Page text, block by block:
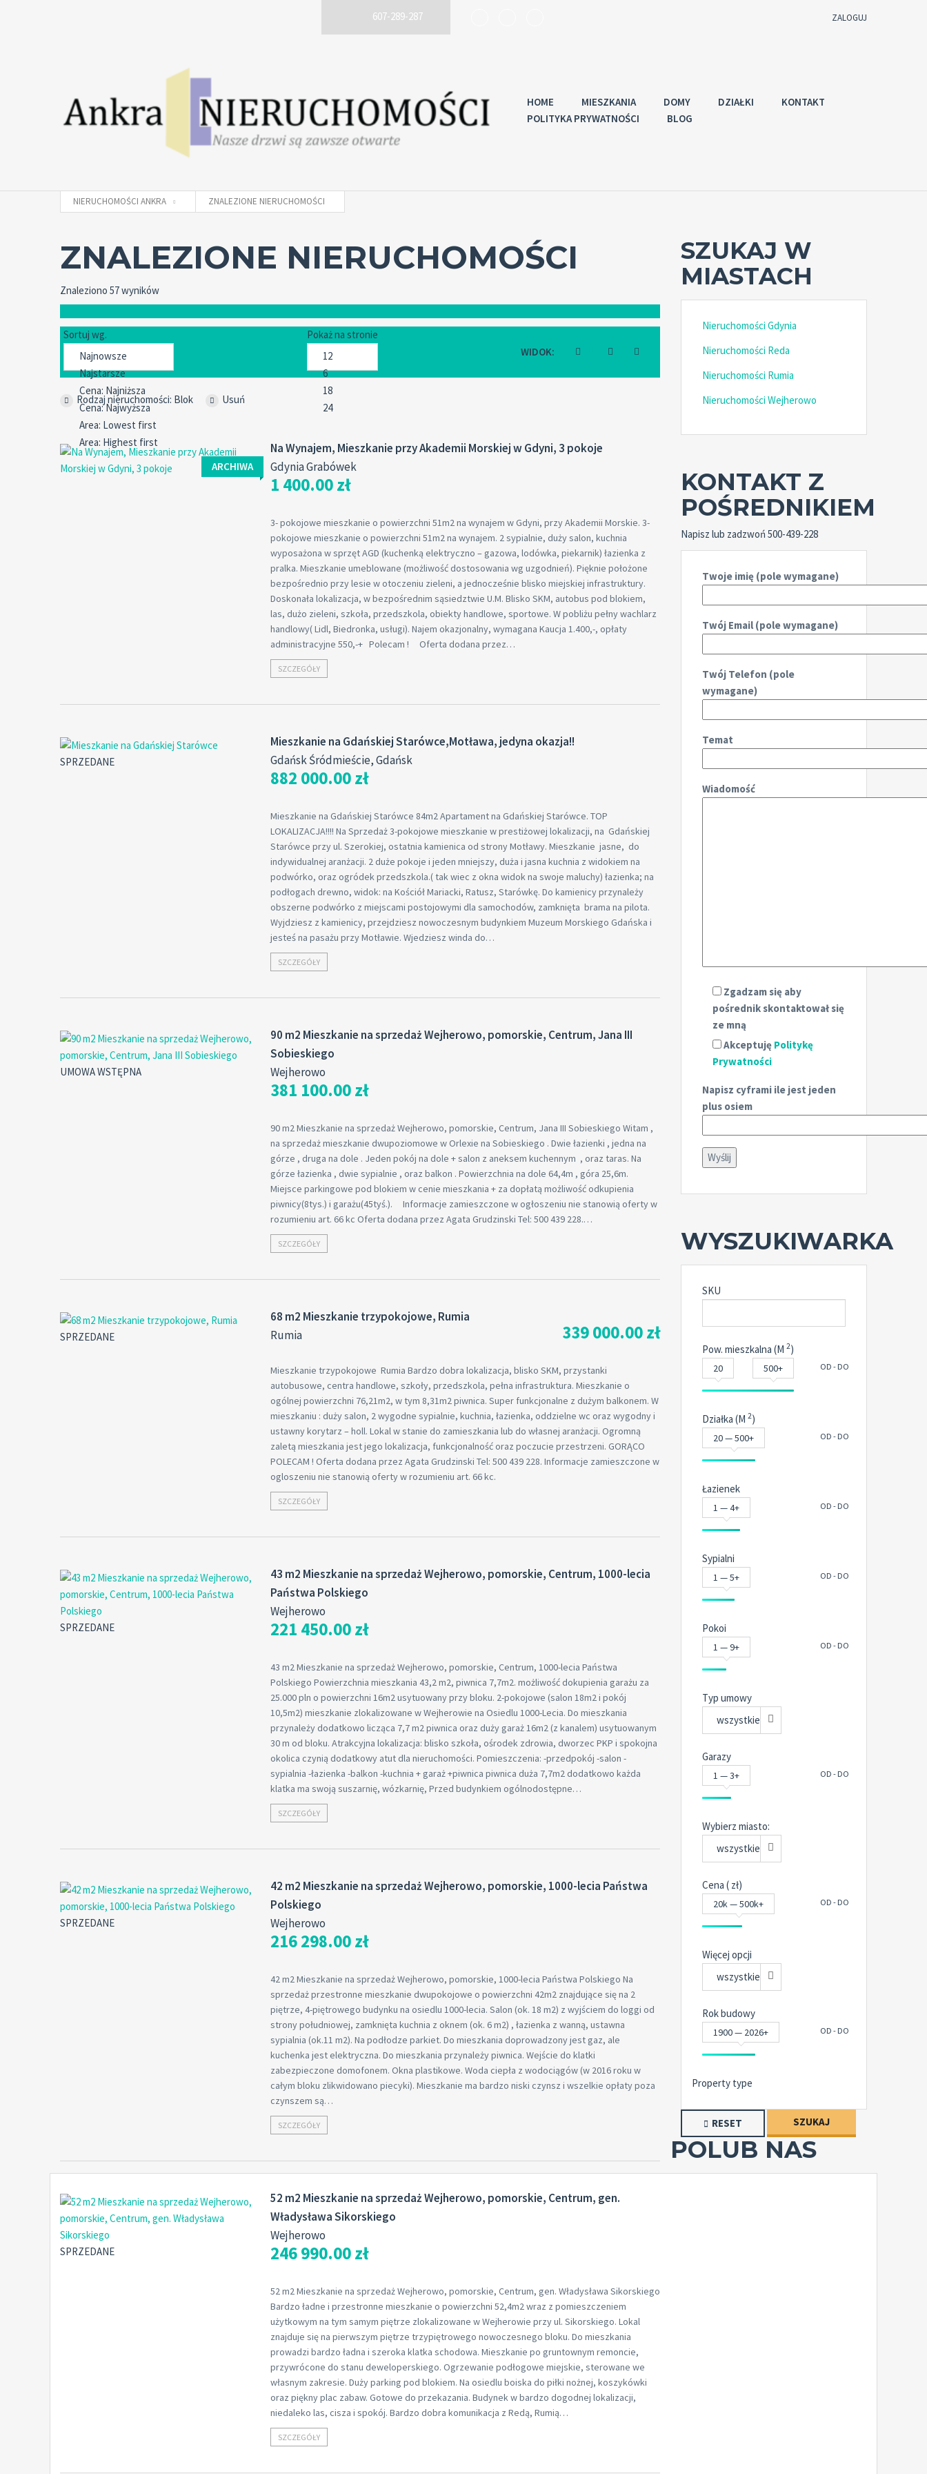
607-289-287 ZALOGUJ
Zapomniałeś
hasła? ZALOGUJ
HOME MIESZKANIA DOMY DZIAŁKI
KONTAKT
POLITYKA PRYWATNOŚCI
BLOG
NIERUCHOMOŚCI ANKRA ZNALEZIONE NIERUCHOMOŚCI
ZNALEZIONE NIERUCHOMOŚCI
Znaleziono 57 wyników
Sortuj wg.
Pokaż na stronie
WIDOK:
Rodzaj nieruchomości: Blok Usuń
ARCHIWA
Na Wynajem, Mieszkanie przy Akademii Morskiej w Gdyni, 3 pokoje
Gdynia Grabówek
1 400.00 zł
3- pokojowe mieszkanie o powierzchni 51m2 na wynajem w Gdyni, przy Akademii Morskie. 3-
pokojowe mieszkanie o powierzchni 51m2 na wynajem. 2 sypialnie, duży salon, kuchnia
wyposażona w sprzęt AGD (kuchenką elektryczno – gazowa, lodówka, piekarnik) łazienka z
pralka. Mieszkanie umeblowane (możliwość dostosowania wg uzgodnień). Pięknie położone
bezpośrednio przy lesie w otoczeniu zieleni, a jednocześnie blisko miejskiej infrastruktury.
Doskonała lokalizacja, w bezpośrednim sąsiedztwie U.M. Blisko SKM, autobus pod blokiem,
las, dużo zieleni, szkoła, przedszkola, obiekty handlowe, sportowe. W pobliżu pełny wachlarz
handlowy( Lidl, Biedronka, usługi). Najem okazjonalny, wymagana Kaucja 1.400,-, opłaty
administracyjne 550,-+ Polecam ! Oferta dodana przez…
SZCZEGÓŁY
SPRZEDANE
Mieszkanie na Gdańskiej Starówce,Motława, jedyna okazja!!
Gdańsk Śródmieście, Gdańsk
882 000.00 zł
Mieszkanie na Gdańskiej Starówce 84m2 Apartament na Gdańskiej Starówce. TOP
LOKALIZACJA!!!! Na Sprzedaż 3-pokojowe mieszkanie w prestiżowej lokalizacji, na Gdańskiej
Starówce przy ul. Szerokiej, ostatnia kamienica od strony Motławy. Mieszkanie jasne, do
indywidualnej aranżacji. 2 duże pokoje i jeden mniejszy, duża i jasna kuchnia z widokiem na
podwórko, oraz ogródek przedszkola.( tak wiec z okna widok na swoje maluchy) łazienka; na
podłogach drewno, widok: na Kościół Mariacki, Ratusz, Starówkę. Do kamienicy przynależy
obszerne podwórko z miejscami postojowymi dla samochodów, zamknięta brama na pilota.
Wyjdziesz z kamienicy, przejdziesz nowoczesnym budynkiem Muzeum Morskiego Gdańska i
jesteś na pasażu przy Motławie. Wjedziesz winda do…
SZCZEGÓŁY
UMOWA WSTĘPNA
90 m2 Mieszkanie na sprzedaż Wejherowo, pomorskie, Centrum, Jana III
Sobieskiego
Wejherowo
381 100.00 zł
90 m2 Mieszkanie na sprzedaż Wejherowo, pomorskie, Centrum, Jana III Sobieskiego Witam ,
na sprzedaż mieszkanie dwupoziomowe w Orlexie na Sobieskiego . Dwie łazienki , jedna na
górze , druga na dole . Jeden pokój na dole + salon z aneksem kuchennym , oraz taras. Na
górze łazienka , dwie sypialnie , oraz balkon . Powierzchnia na dole 64,4m , góra 25,6m.
Miejsce parkingowe pod blokiem w cenie mieszkania + za dopłatą możliwość odkupienia
piwnicy(8tys.) i garażu(45tyś.). Informacje zamieszczone w ogłoszeniu nie stanowią oferty w
rozumieniu art. 66 kc Oferta dodana przez Agata Grudzinski Tel: 500 439 228.…
SZCZEGÓŁY
SPRZEDANE
68 m2 Mieszkanie trzypokojowe, Rumia
Rumia
339 000.00 zł
Mieszkanie trzypokojowe Rumia Bardzo dobra lokalizacja, blisko SKM, przystanki
autobusowe, centra handlowe, szkoły, przedszkola, pełna infrastruktura. Mieszkanie o
ogólnej powierzchni 76,21m2, w tym 8,31m2 piwnica. Super funkcjonalne z dużym balkonem. W
mieszkaniu : duży salon, 2 wygodne sypialnie, kuchnia, łazienka, oddzielne wc oraz wygodny i
ustawny korytarz – holl. Lokal w stanie do zamieszkania lub do własnej aranżacji. Ogromną
zaletą mieszkania jest jego lokalizacja, funkcjonalność oraz poczucie przestrzeni. GORĄCO
POLECAM ! Oferta dodana przez Agata Grudzinski Tel: 500 439 228. Informacje zamieszczone w
ogloszeniu nie stanowią oferty w rozumieniu art. 66 kc.
SZCZEGÓŁY
SPRZEDANE
43 m2 Mieszkanie na sprzedaż Wejherowo, pomorskie, Centrum, 1000-lecia
Państwa Polskiego
Wejherowo
221 450.00 zł
43 m2 Mieszkanie na sprzedaż Wejherowo, pomorskie, Centrum, 1000-lecia Państwa
Polskiego Powierzchnia mieszkania 43,2 m2, piwnica 7,7m2. możliwość dokupienia garażu za
25.000 pln o powierzchni 16m2 usytuowany przy bloku. 2-pokojowe (salon 18m2 i pokój
10,5m2) mieszkanie zlokalizowane w Wejherowie na Osiedlu 1000-Lecia. Do mieszkania
przynależy dodatkowo licząca 7,7 m2 piwnica oraz duży garaż 16m2 (z kanalem) usytuowanym
30 m od bloku. Atrakcyjna lokalizacja: blisko szkoła, ośrodek zdrowia, dworzec PKP i spokojna
okolica czynią dodatkowy atut dla nieruchomości. Pomieszczenia: -przedpokój -salon -
sypialnia -łazienka -balkon -kuchnia + garaż +piwnica piwnica duża 7,7m2 dodatkowo każda
klatka ma swoją suszarnię, wózkarnię, Przed budynkiem ogólnodostępne…
SZCZEGÓŁY
SPRZEDANE
42 m2 Mieszkanie na sprzedaż Wejherowo, pomorskie, 1000-lecia Państwa
Polskiego
Wejherowo
216 298.00 zł
42 m2 Mieszkanie na sprzedaż Wejherowo, pomorskie, 1000-lecia Państwa Polskiego Na
sprzedaż przestronne mieszkanie dwupokojowe o powierzchni 42m2 znajdujące się na 2
piętrze, 4-piętrowego budynku na osiedlu 1000-lecia. Salon (ok. 18 m2) z wyjściem do loggi od
strony południowej, zamknięta kuchnia z oknem (ok. 6 m2) , łazienka z wanną, ustawna
sypialnia (ok.11 m2). Na podłodze parkiet. Do mieszkania doprowadzony jest gaz, ale
kuchenka jest elektryczna. Do mieszkania przynależy piwnica. Wejście do klatki
zabezpieczone domofonem. Okna plastikowe. Woda ciepła z wodociągów (w 2016 roku w
całym bloku zlikwidowano piecyki). Mieszkanie ma bardzo niski czynsz i wszelkie opłaty poza
czynszem są…
SZCZEGÓŁY
SPRZEDANE
52 m2 Mieszkanie na sprzedaż Wejherowo, pomorskie, Centrum, gen.
Władysława Sikorskiego
Wejherowo
246 990.00 zł
52 m2 Mieszkanie na sprzedaż Wejherowo, pomorskie, Centrum, gen. Władysława Sikorskiego
Bardzo ładne i przestronne mieszkanie o powierzchni 52,4m2 wraz z pomieszczeniem
użytkowym na tym samym piętrze zlokalizowane w Wejherowie przy ul. Sikorskiego. Lokal
znajduje się na pierwszym piętrze trzypiętrowego nowoczesnego bloku. Do mieszkania
prowadzi bardzo ładna i szeroka klatka schodowa. Mieszkanie po gruntownym remoncie,
przywrócone do stanu deweloperskiego. Ogrzewanie podłogowe miejskie, sterowane we
własnym zakresie. Duży parking pod blokiem. Na osiedlu boiska do piłki nożnej, koszykówki
oraz piękny plac zabaw. Gotowe do przekazania. Budynek w bardzo dogodnej lokalizacji,
niedaleko las, cisza i spokój. Bardzo dobra komunikacja z Redą, Rumią…
SZCZEGÓŁY
SZUKAJ W
MIASTACH
Nieruchomości Gdynia
Nieruchomości Reda
Nieruchomości Rumia
Nieruchomości Wejherowo
KONTAKT Z
POŚREDNIKIEM
Napisz lub zadzwoń 500-439-228
Twoje imię (pole wymagane)
Twój Email (pole wymagane)
Twój Telefon (pole
wymagane)
Temat
Wiadomość
Zgadzam się aby
pośrednik skontaktował się
ze mną
Akceptuję Politykę
Prywatności
Napisz cyframi ile jest jeden
plus osiem
WYSZUKIWARKA
SKU
Pow. mieszkalna (M 2)
OD - DO
20 500+
Działka (M 2)
OD - DO
20 — 500+
Łazienek
OD - DO
1 — 4+
Sypialni
OD - DO
1 — 5+
Pokoi
OD - DO
1 — 9+
Typ umowy
wszystkie
Garazy
OD - DO
1 — 3+
Wybierz miasto:
wszystkie
Cena ( zł)
OD - DO
20k — 500k+
Więcej opcji
wszystkie
Rok budowy
OD - DO
1900 — 2026+
Property type
RESET SZUKAJ
POLUB NAS